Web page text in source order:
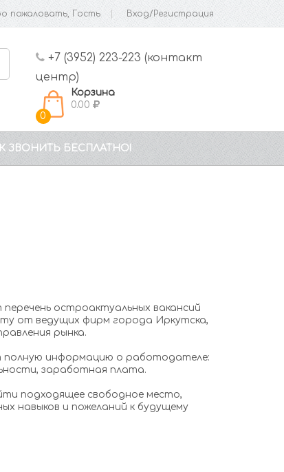
пожаловать, Гость Вход/Регистрация
+7 (3952) 223-223 (контакт
центр)
0
Корзина
0.00
ЗВОНИТЬ БЕСПЛАТНО!
остроактуальных вакансий
от ведущих фирм города Иркутска,
рынка.
полную информацию о работодателе:
заработная плата.
подходящее свободное место,
навыков и пожеланий к будущему